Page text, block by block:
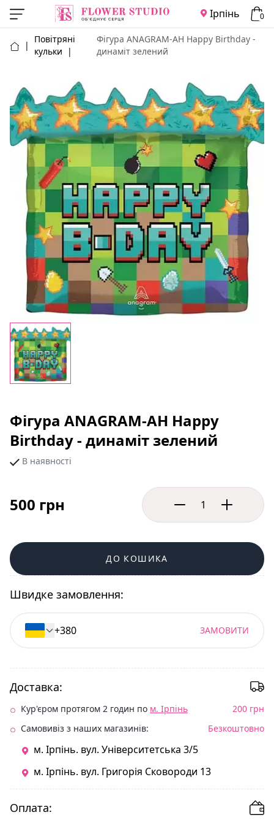
Ірпінь 0
|
Повітряні
кульки
|
Фігура ANAGRAM-АН Happy Birthday -
динаміт зелений
Фігура ANAGRAM-АН Happy
Birthday - динаміт зелений
В наявності
500 грн
ДО КОШИКА
Швидке замовлення:
ЗАМОВИТИ
Доставка:
Кур'єром протягом 2 годин по м. Ірпінь
200 грн
Самовивіз з наших магазинів:
Безкоштовно
м. Ірпінь. вул. Університетська 3/5
м. Ірпінь. вул. Григорія Сковороди 13
Оплата: